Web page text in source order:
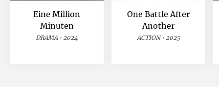
Eine Million
Minuten
DRAMA • 2024
One Battle After
Another
ACTION • 2025